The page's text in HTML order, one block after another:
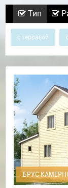
Тип
с террасой
БРУС